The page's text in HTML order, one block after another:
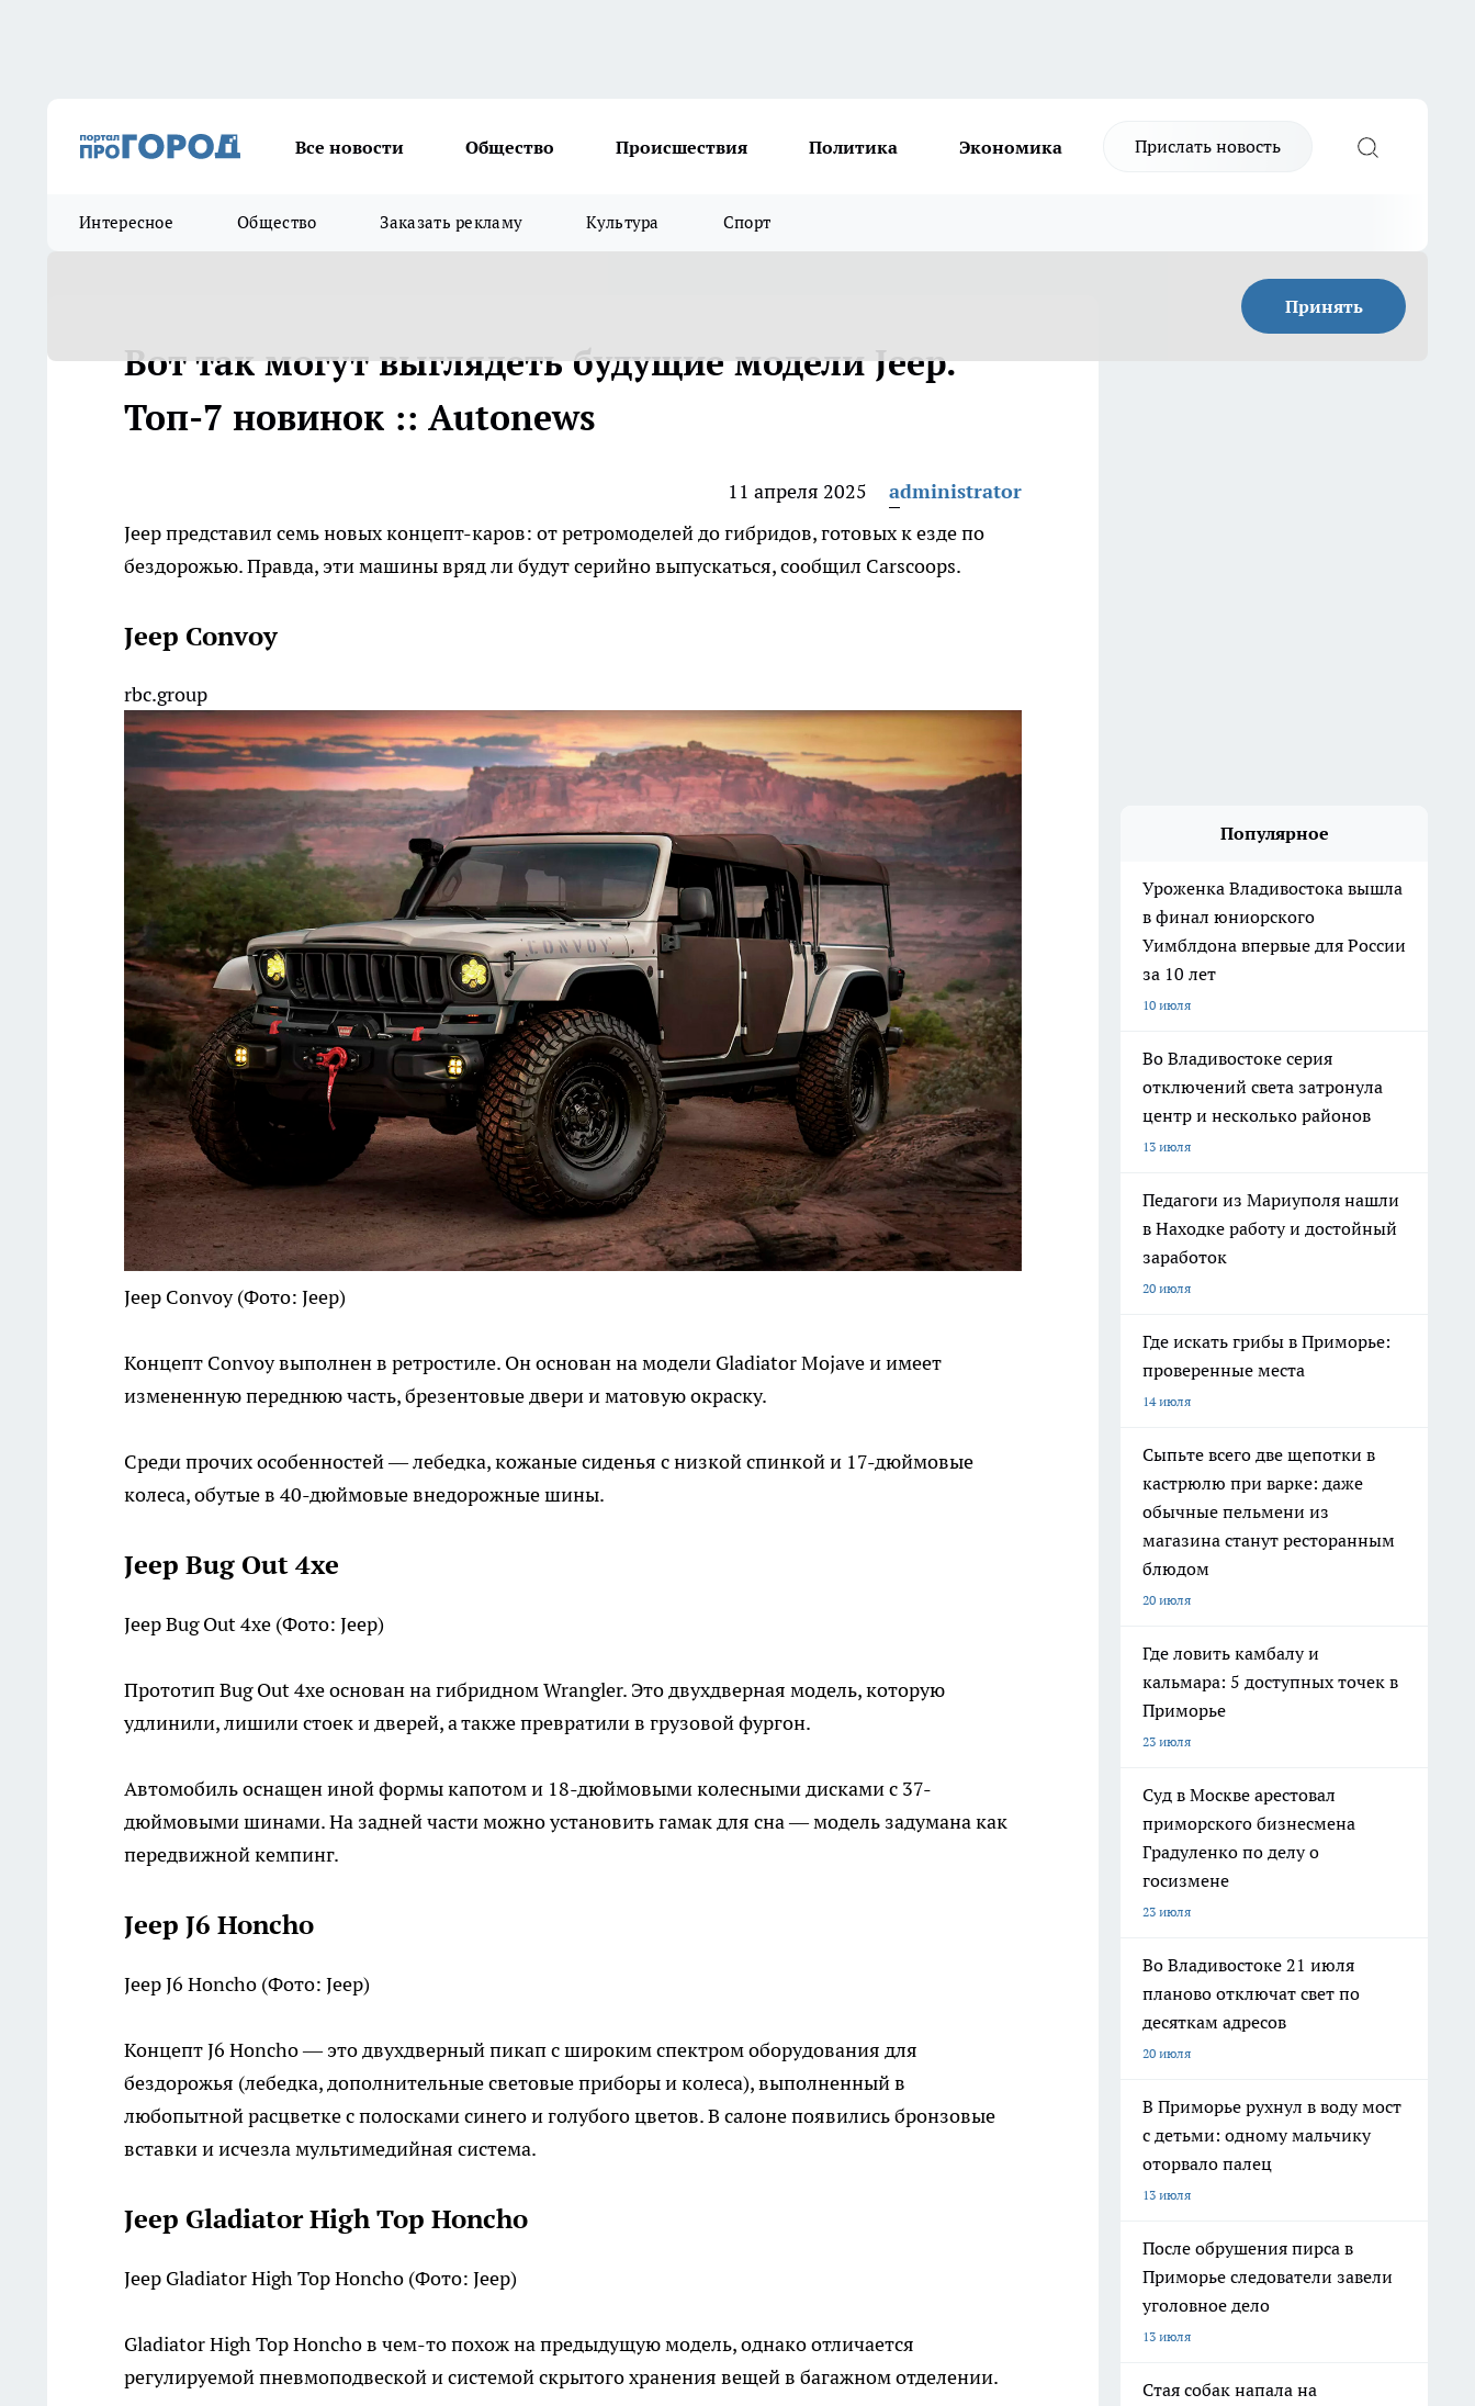
Все новости Общество Происшествия Политика Экономика Прислать новость
Интересное Общество Заказать рекламу Культура Спорт
Принять
Вот так могут выглядеть будущие модели Jeep.
Топ-7 новинок :: Autonews
11 апреля 2025
administrator
Jeep представил семь новых концепт-каров: от ретромоделей до гибридов, готовых к езде по
бездорожью. Правда, эти машины вряд ли будут серийно выпускаться, сообщил Carscoops.
Jeep Convoy
rbc.group
Jeep Convoy (Фото: Jeep)
Концепт Convoy выполнен в ретростиле. Он основан на модели Gladiator Mojave и имеет
измененную переднюю часть, брезентовые двери и матовую окраску.
Среди прочих особенностей — лебедка, кожаные сиденья с низкой спинкой и 17-дюймовые
колеса, обутые в 40-дюймовые внедорожные шины.
Jeep Bug Out 4xe
Jeep Bug Out 4xe (Фото: Jeep)
Прототип Bug Out 4xe основан на гибридном Wrangler. Это двухдверная модель, которую
удлинили, лишили стоек и дверей, а также превратили в грузовой фургон.
Автомобиль оснащен иной формы капотом и 18-дюймовыми колесными дисками с 37-
дюймовыми шинами. На задней части можно установить гамак для сна — модель задумана как
передвижной кемпинг.
Jeep J6 Honcho
Jeep J6 Honcho (Фото: Jeep)
Концепт J6 Honcho — это двухдверный пикап с широким спектром оборудования для
бездорожья (лебедка, дополнительные световые приборы и колеса), выполненный в
любопытной расцветке с полосками синего и голубого цветов. В салоне появились бронзовые
вставки и исчезла мультимедийная система.
Jeep Gladiator High Top Honcho
Jeep Gladiator High Top Honcho (Фото: Jeep)
Gladiator High Top Honcho в чем-то похож на предыдущую модель, однако отличается
регулируемой пневмоподвеской и системой скрытого хранения вещей в багажном отделении.
Популярное
Уроженка Владивостока вышла
в финал юниорского
Уимблдона впервые для России
за 10 лет
10 июля
Во Владивостоке серия
отключений света затронула
центр и несколько районов
13 июля
Педагоги из Мариуполя нашли
в Находке работу и достойный
заработок
20 июля
Где искать грибы в Приморье:
проверенные места
14 июля
Сыпьте всего две щепотки в
кастрюлю при варке: даже
обычные пельмени из
магазина станут ресторанным
блюдом
20 июля
Где ловить камбалу и
кальмара: 5 доступных точек в
Приморье
23 июля
Суд в Москве арестовал
приморского бизнесмена
Градуленко по делу о
госизмене
23 июля
Во Владивостоке 21 июля
планово отключат свет по
десяткам адресов
20 июля
В Приморье рухнул в воду мост
с детьми: одному мальчику
оторвало палец
13 июля
После обрушения пирса в
Приморье следователи завели
уголовное дело
13 июля
Стая собак напала на